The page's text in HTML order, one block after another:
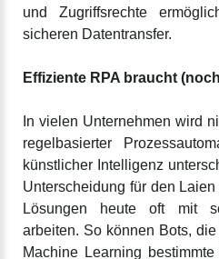
und Zugriffsrechte
sicheren Datentransfer.
Effiziente RPA braucht
In vielen Unternehmen wird
regelbasierter
künstlicher Intelligenz
Unterscheidung für den
Lösungen heute oft mit
arbeiten. So können Bots,
Machine Learning